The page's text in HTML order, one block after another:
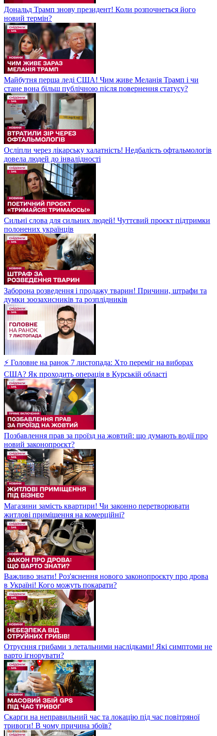
Дональд Трамп знову президент! Коли розпочнеться його
новий термін?
Майбутня перша леді США! Чим живе Меланія Трамп і чи
стане вона більш публічною після повернення статусу?
Осліпли через лікарську халатність! Недбалість офтальмологів
довела людей до інвалідності
Сильні слова для сильних людей! Чуттєвий проєкт підтримки
полонених українців
Заборона розведення і продажу тварин! Причини, штрафи та
думки зоозахисників та розплідників
⚡ Головне на ранок 7 листопада: Хто переміг на виборах
США? Як проходить операція в Курській області
Позбавлення прав за проїзд на жовтий: що думають водії про
новий законопроєкт?
Магазини замість квартири! Чи законно перетворювати
житлові приміщення на комерційні?
Важливо знати! Роз'яснення нового законопроєкту про дрова
в Україні! Кого можуть покарати?
Отруєння грибами з летальними наслідками! Які симптоми не
варто ігнорувати?
Скарги на неправильний час та локацію під час повітряної
тривоги! В чому причина збоїв?